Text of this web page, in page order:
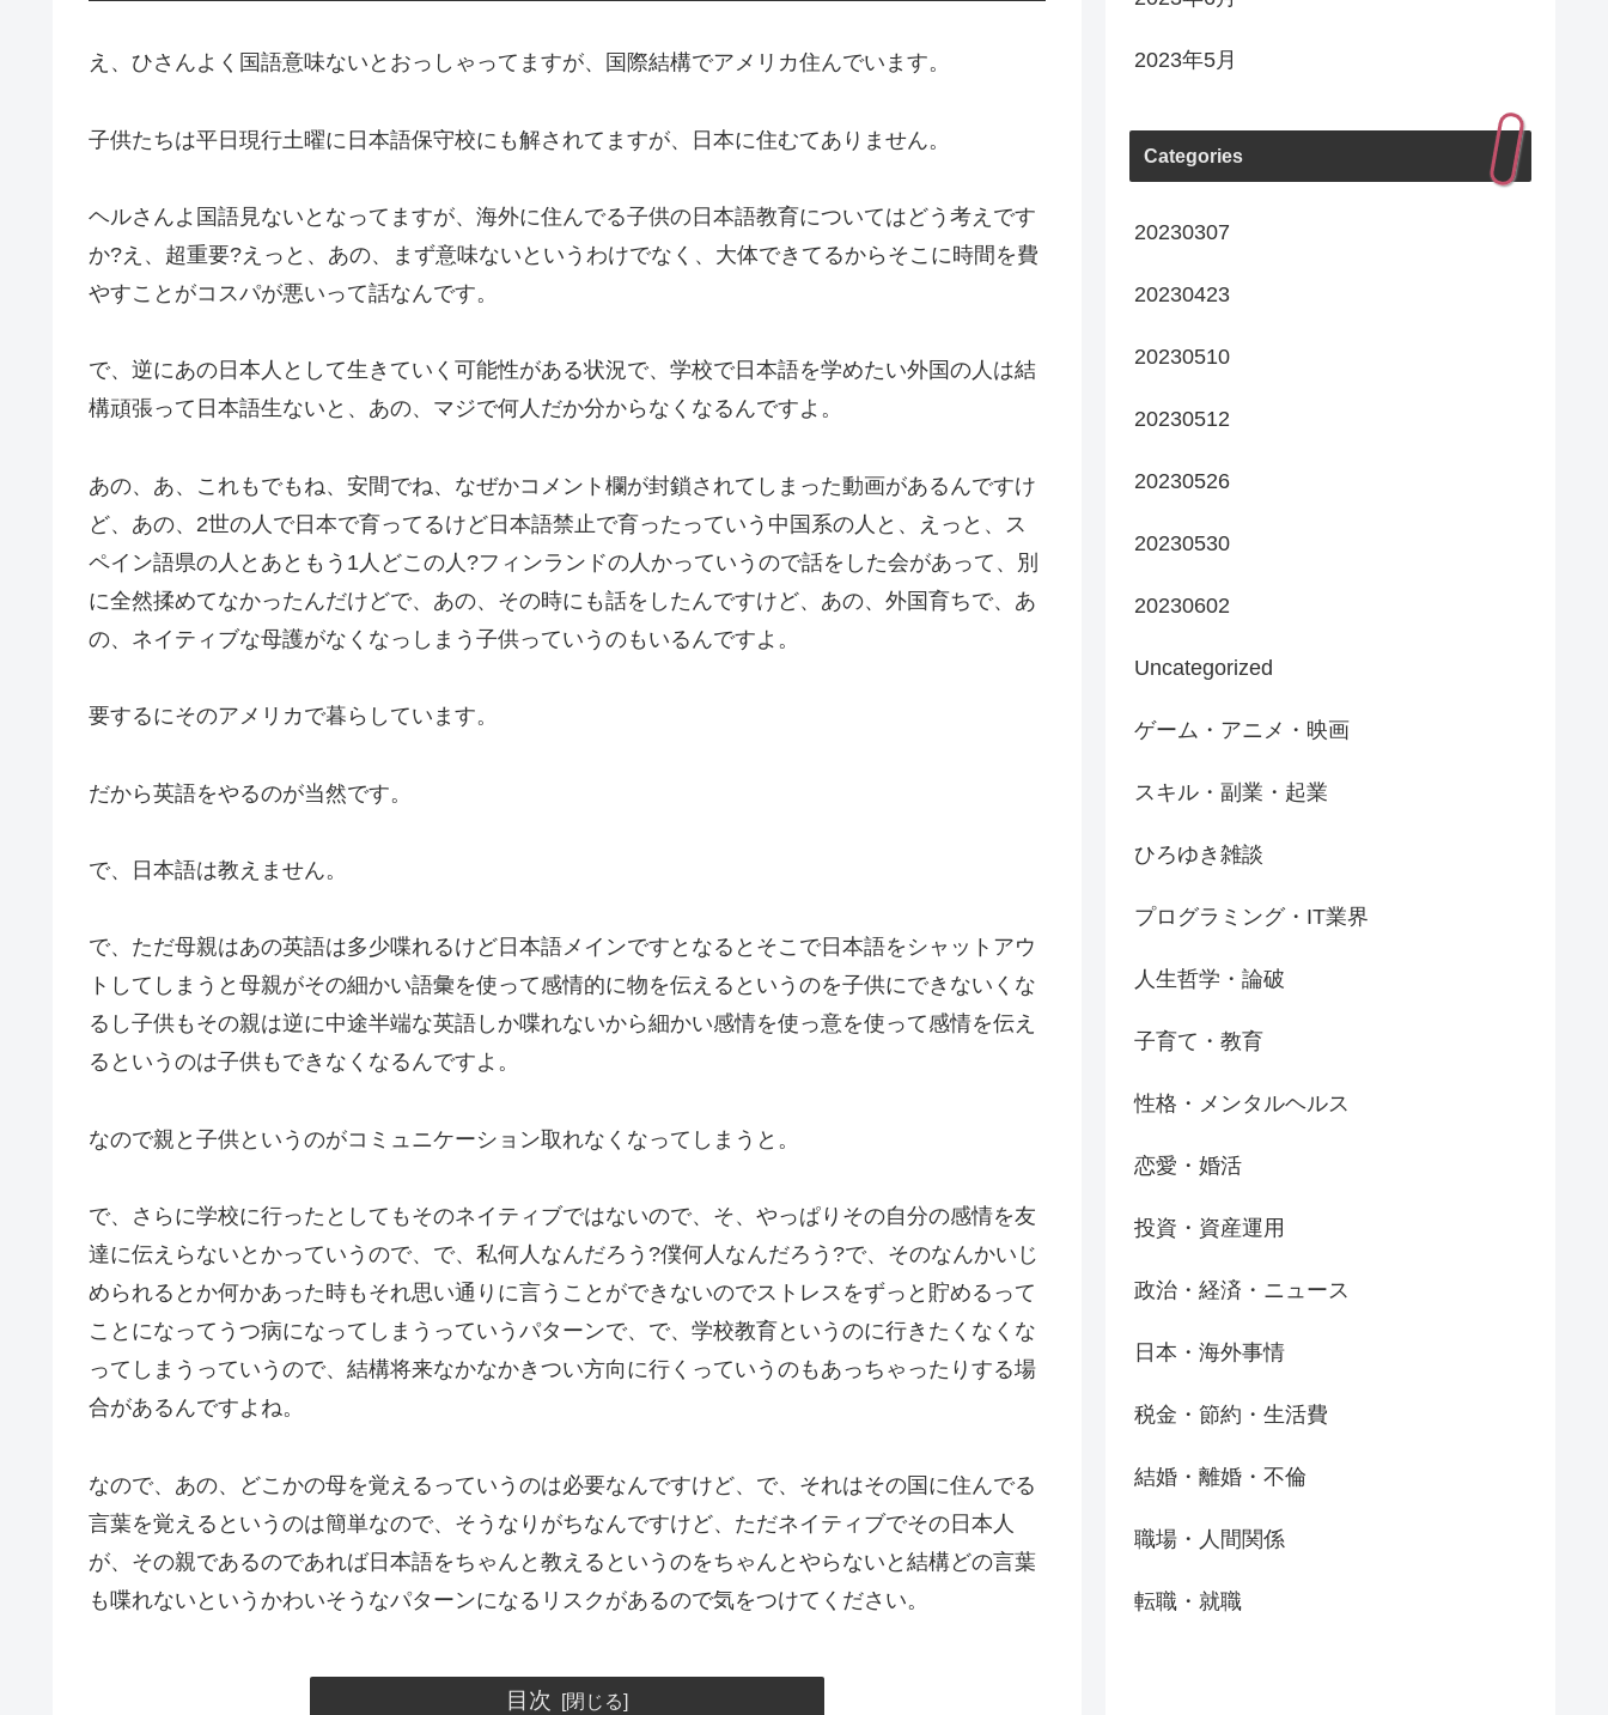
え、ひさんよく国語意味ないとおっしゃってますが、国際結構でアメリカ住んでいます。
子供たちは平日現行土曜に日本語保守校にも解されてますが、日本に住むてありません。
ヘルさんよ国語見ないとなってますが、海外に住んでる子供の日本語教育についてはどう考えです
か?え、超重要?えっと、あの、まず意味ないというわけでなく、大体できてるからそこに時間を費
やすことがコスパが悪いって話なんです。
で、逆にあの日本人として生きていく可能性がある状況で、学校で日本語を学めたい外国の人は結
構頑張って日本語生ないと、あの、マジで何人だか分からなくなるんですよ。
あの、あ、これもでもね、安間でね、なぜかコメント欄が封鎖されてしまった動画があるんですけ
ど、あの、2世の人で日本で育ってるけど日本語禁止で育ったっていう中国系の人と、えっと、ス
ペイン語県の人とあともう1人どこの人?フィンランドの人かっていうので話をした会があって、別
に全然揉めてなかったんだけどで、あの、その時にも話をしたんですけど、あの、外国育ちで、あ
の、ネイティブな母護がなくなっしまう子供っていうのもいるんですよ。
要するにそのアメリカで暮らしています。
だから英語をやるのが当然です。
で、日本語は教えません。
で、ただ母親はあの英語は多少喋れるけど日本語メインですとなるとそこで日本語をシャットアウ
トしてしまうと母親がその細かい語彙を使って感情的に物を伝えるというのを子供にできないくな
るし子供もその親は逆に中途半端な英語しか喋れないから細かい感情を使っ意を使って感情を伝え
るというのは子供もできなくなるんですよ。
なので親と子供というのがコミュニケーション取れなくなってしまうと。
で、さらに学校に行ったとしてもそのネイティブではないので、そ、やっぱりその自分の感情を友
達に伝えらないとかっていうので、で、私何人なんだろう?僕何人なんだろう?で、そのなんかいじ
められるとか何かあった時もそれ思い通りに言うことができないのでストレスをずっと貯めるって
ことになってうつ病になってしまうっていうパターンで、で、学校教育というのに行きたくなくな
ってしまうっていうので、結構将来なかなかきつい方向に行くっていうのもあっちゃったりする場
合があるんですよね。
なので、あの、どこかの母を覚えるっていうのは必要なんですけど、で、それはその国に住んでる
言葉を覚えるというのは簡単なので、そうなりがちなんですけど、ただネイティブでその日本人
が、その親であるのであれば日本語をちゃんと教えるというのをちゃんとやらないと結構どの言葉
も喋れないというかわいそうなパターンになるリスクがあるので気をつけてください。
目次
2023年5月
Categories
20230307
20230423
20230510
20230512
20230526
20230530
20230602
Uncategorized
ゲーム・アニメ・映画
スキル・副業・起業
ひろゆき雑談
プログラミング・IT業界
人生哲学・論破
子育て・教育
性格・メンタルヘルス
恋愛・婚活
投資・資産運用
政治・経済・ニュース
日本・海外事情
税金・節約・生活費
結婚・離婚・不倫
職場・人間関係
転職・就職